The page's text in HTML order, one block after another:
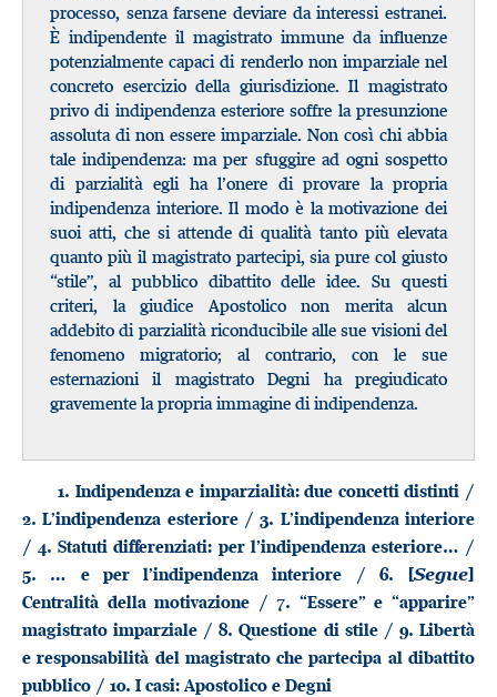
processo, senza farsene deviare da interessi estranei.
È indipendente il magistrato immune da influenze
potenzialmente capaci di renderlo non imparziale nel
concreto esercizio della giurisdizione. Il magistrato
privo di indipendenza esteriore soffre la presunzione
assoluta di non essere imparziale. Non così chi abbia
tale indipendenza: ma per sfuggire ad ogni sospetto
di parzialità egli ha l’onere di provare la propria
indipendenza interiore. Il modo è la motivazione dei
suoi atti, che si attende di qualità tanto più elevata
quanto più il magistrato partecipi, sia pure col giusto
“stile”, al pubblico dibattito delle idee. Su questi
criteri, la giudice Apostolico non merita alcun
addebito di parzialità riconducibile alle sue visioni del
fenomeno migratorio; al contrario, con le sue
esternazioni il magistrato Degni ha pregiudicato
gravemente la propria immagine di indipendenza.
1. Indipendenza e imparzialità: due concetti distinti /
2. L’indipendenza esteriore / 3. L’indipendenza interiore
/ 4. Statuti differenziati: per l’indipendenza esteriore… /
5. … e per l’indipendenza interiore / 6. [Segue]
Centralità della motivazione / 7. “Essere” e “apparire”
magistrato imparziale / 8. Questione di stile / 9. Libertà
e responsabilità del magistrato che partecipa al dibattito
pubblico / 10. I casi: Apostolico e Degni